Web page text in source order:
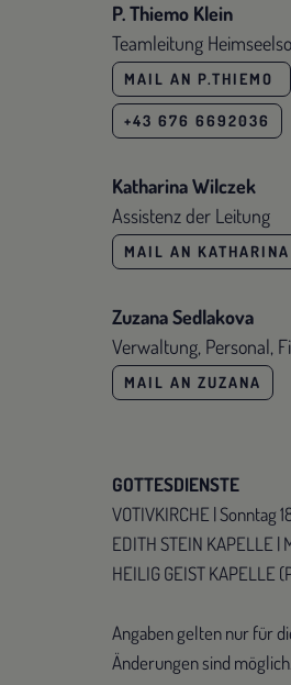
P. Thiemo Klein
Teamleitung
MAIL AN P.THIEMO
+43 676 6692036
Katharina Wilczek
Assistenz der Leitung
MAIL AN KATHARINA
Zuzana Sedlakova
Verwaltung, Personal,
MAIL AN ZUZANA
GOTTESDIENSTE
VOTIVKIRCHE | Sonntag
EDITH STEIN KAPELLE |
HEILIG GEIST KAPELLE
Angaben gelten nur für
Änderungen sind möglich.